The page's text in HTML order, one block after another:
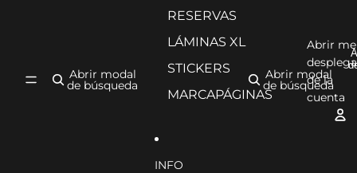
Abrir modal
de búsqueda
RESERVAS
LÁMINAS XL
STICKERS
MARCAPÁGINAS
INFO
Abrir modal
de búsqueda
Abrir
de la
cuenta